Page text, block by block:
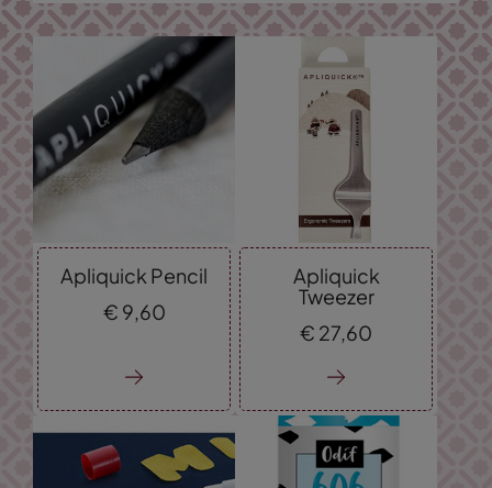
Apliquick Pencil
€ 9,60
Apliquick
Tweezer
€ 27,60